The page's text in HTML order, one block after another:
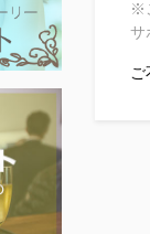
※
サ
ご